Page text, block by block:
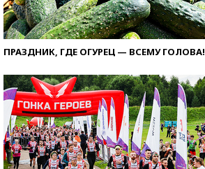
ПРАЗДНИК, ГДЕ ОГУРЕЦ — ВСЕМУ ГОЛОВА!